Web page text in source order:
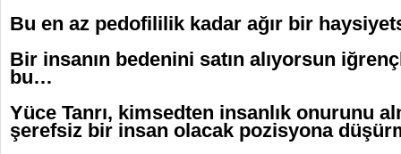
Bu en az pedofililik kadar ağır bir
Bir insanın bedenini satın alıyorsun
bu…
Yüce Tanrı, kimsedten insanlık onurunu
şerefsiz bir insan olacak pozisyona